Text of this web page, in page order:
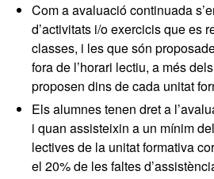
Com a avaluació continuada
d’activitats i/o exercicis que es
classes, i les que són
fora de l’horari lectiu, a més
proposen dins de cada unitat
Els alumnes tenen dret a
i quan assisteixin a un mínim
lectives de la unitat formativa
el 20% de les faltes